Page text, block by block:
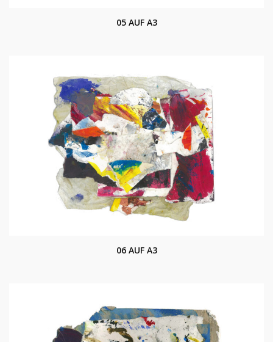
05 AUF A3
06 AUF A3